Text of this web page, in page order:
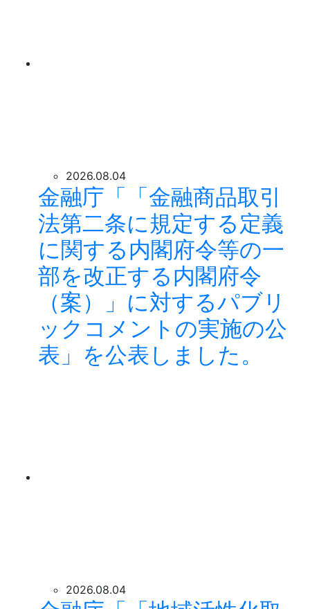
2026.08.04
金融庁「「金融商品取引
法第二条に規定する定義
に関する内閣府令等の一
部を改正する内閣府令
（案）」に対するパブリ
ックコメントの実施の公
表」を公表しました。
2026.08.04